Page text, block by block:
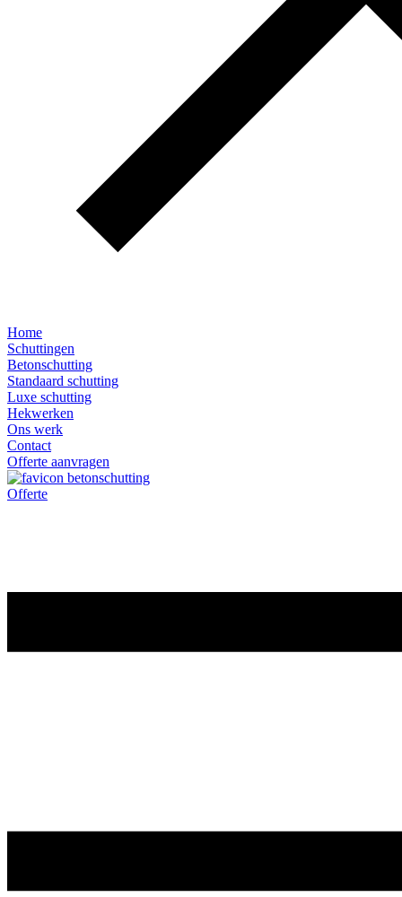
Home
Schuttingen
Betonschutting
Standaard schutting
Luxe schutting
Hekwerken
Ons werk
Contact
Offerte aanvragen
Offerte